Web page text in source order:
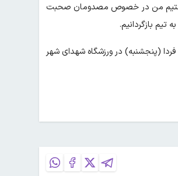
هستیم من در خصوص مصدومان صحبت
بازگردانیم.
(پنجشنبه) در ورزشگاه شهدای شهر